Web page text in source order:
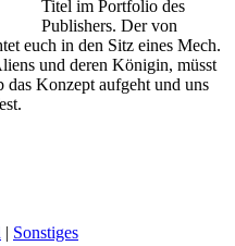
Titel im Portfolio des
Publishers. Der von
euch in den Sitz eines Mech.
und deren Königin, müsst
Konzept aufgeht und uns
| Sonstiges